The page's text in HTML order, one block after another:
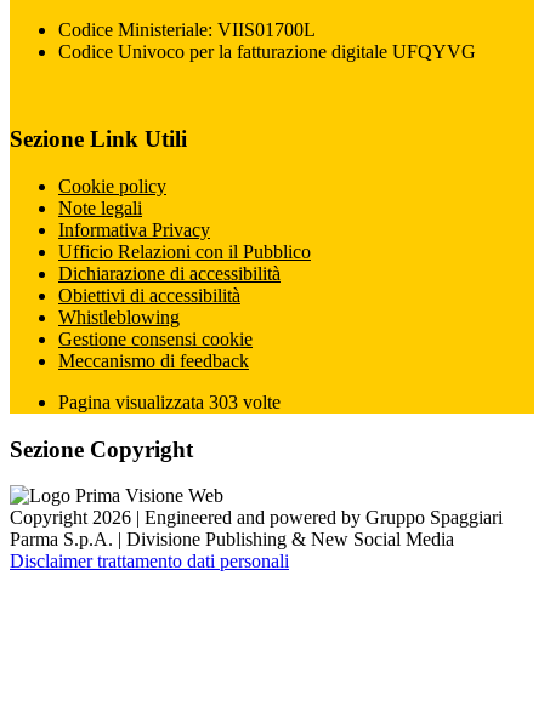
Codice Ministeriale: VIIS01700L
Codice Univoco per la fatturazione digitale UFQYVG
Sezione Link Utili
Cookie policy
Note legali
Informativa Privacy
Ufficio Relazioni con il Pubblico
Dichiarazione di accessibilità
Obiettivi di accessibilità
Whistleblowing
Gestione consensi cookie
Meccanismo di feedback
Pagina visualizzata 303 volte
Sezione Copyright
Copyright 2026 | Engineered and powered by Gruppo Spaggiari
Parma S.p.A. | Divisione Publishing & New Social Media
Disclaimer trattamento dati personali